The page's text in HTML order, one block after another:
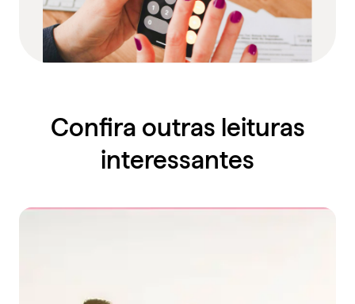
Confira outras leituras
interessantes